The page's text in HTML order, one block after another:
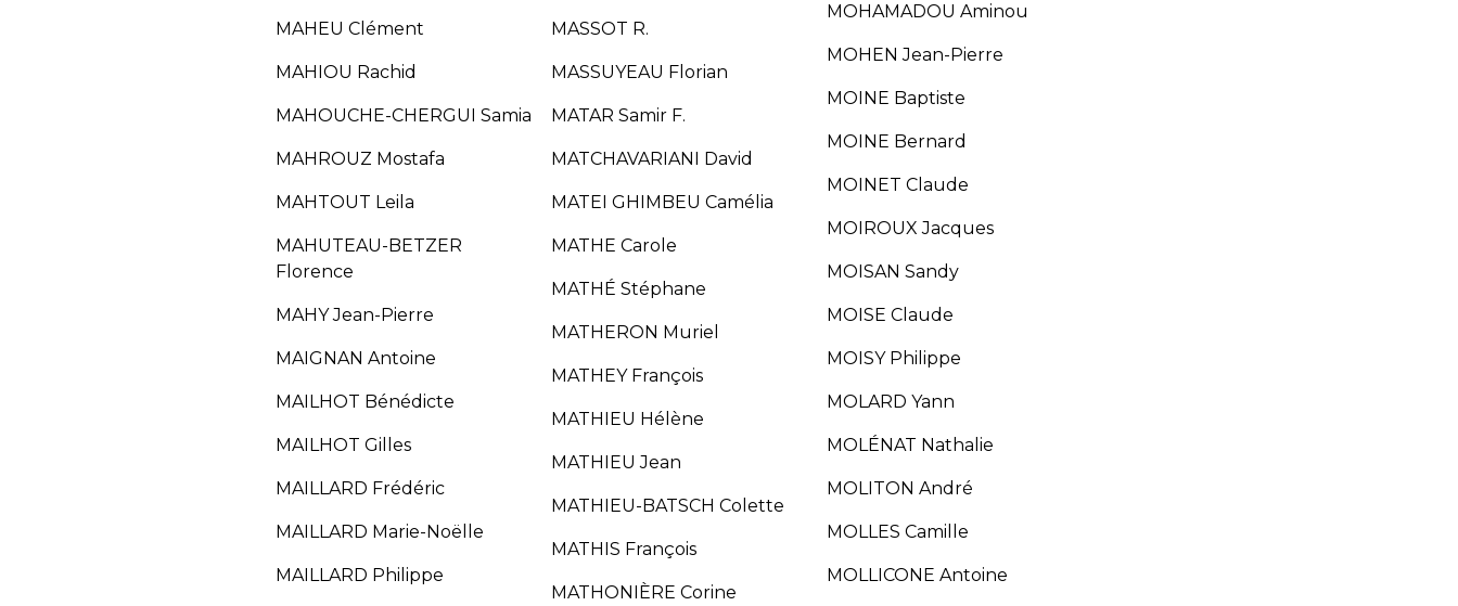
MAHEU Clément
MAHIOU Rachid
MAHOUCHE-CHERGUI Samia
MAHROUZ Mostafa
MAHTOUT Leila
MAHUTEAU-BETZER
Florence
MAHY Jean-Pierre
MAIGNAN Antoine
MAILHOT Bénédicte
MAILHOT Gilles
MAILLARD Frédéric
MAILLARD Marie-Noëlle
MAILLARD Philippe
MASSOT R.
MASSUYEAU Florian
MATAR Samir F.
MATCHAVARIANI David
MATEI GHIMBEU Camélia
MATHE Carole
MATHÉ Stéphane
MATHERON Muriel
MATHEY François
MATHIEU Hélène
MATHIEU Jean
MATHIEU-BATSCH Colette
MATHIS François
MATHONIÈRE Corine
MOHAMADOU Aminou
MOHEN Jean-Pierre
MOINE Baptiste
MOINE Bernard
MOINET Claude
MOIROUX Jacques
MOISAN Sandy
MOISE Claude
MOISY Philippe
MOLARD Yann
MOLÉNAT Nathalie
MOLITON André
MOLLES Camille
MOLLICONE Antoine